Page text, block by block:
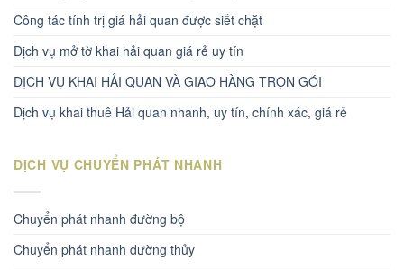
Công tác tính trị giá hải quan được siết chặt
Dịch vụ mở tờ khai hải quan giá rẻ uy tín
DỊCH VỤ KHAI HẢI QUAN VÀ GIAO HÀNG TRỌN GÓI
Dịch vụ khai thuê Hải quan nhanh, uy tín, chính xác, giá rẻ
DỊCH VỤ CHUYỂN PHÁT NHANH
Chuyển phát nhanh đường bộ
Chuyển phát nhanh dường thủy